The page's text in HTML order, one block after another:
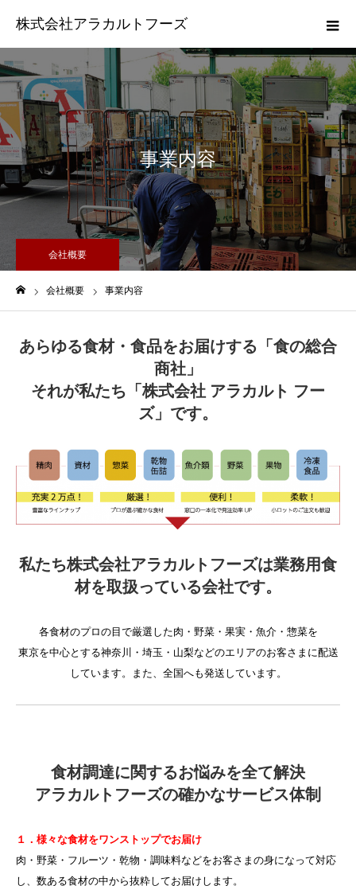
株式会社アラカルトフーズ
事業内容
会社概要
会社概要 事業内容
あらゆる食材・食品をお届けする「食の総合
商社」
それが私たち「株式会社 アラカルト フー
ズ」です。
私たち株式会社アラカルトフーズは業務用食
材を取扱っている会社です。
各食材のプロの目で厳選した肉・野菜・果実・魚介・惣菜を
東京を中心とする神奈川・埼玉・山梨などのエリアのお客さまに配送
しています。また、全国へも発送しています。
食材調達に関するお悩みを全て解決
アラカルトフーズの確かなサービス体制
１．様々な食材をワンストップでお届け
肉・野菜・フルーツ・乾物・調味料などをお客さまの身になって対応
し、数ある食材の中から抜粋してお届けします。